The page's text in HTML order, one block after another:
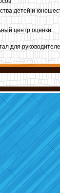
детей и
центр оценки
для